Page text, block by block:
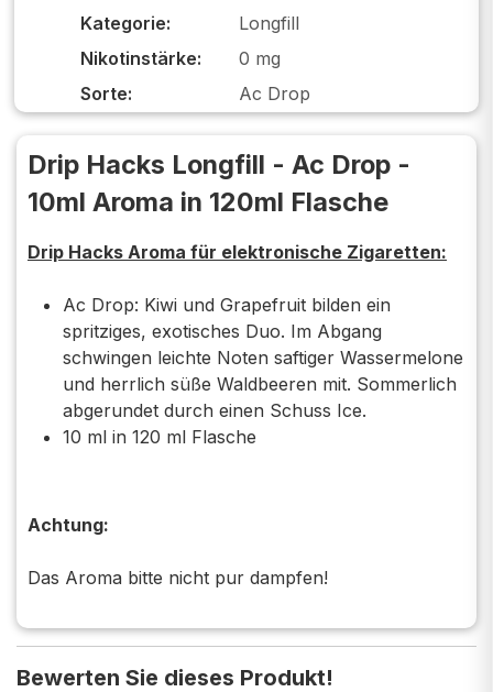
Kategorie:
Longfill
Nikotinstärke:
0 mg
Sorte:
Ac Drop
Drip Hacks Longfill - Ac Drop -
10ml Aroma in 120ml Flasche
Drip Hacks Aroma für elektronische Zigaretten:
Ac Drop: Kiwi und Grapefruit bilden ein
spritziges, exotisches Duo. Im Abgang
schwingen leichte Noten saftiger Wassermelone
und herrlich süße Waldbeeren mit. Sommerlich
abgerundet durch einen Schuss Ice.
10 ml in 120 ml Flasche
Achtung:
Das Aroma bitte nicht pur dampfen!
Bewerten Sie dieses Produkt!